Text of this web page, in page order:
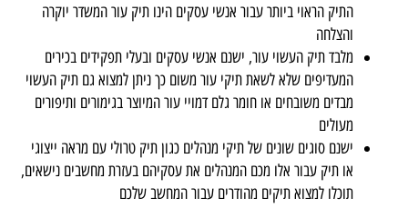
התיק הראוי ביותר עבור אנשי עסקים הינו תיק עור המשדר יוקרה
והצלחה
מלבד תיק העשוי עור, ישנם אנשי עסקים ובעלי תפקידים בכירים
המעדיפים שלא לשאת תיקי עור משום כך ניתן למצוא גם תיק העשוי
מבדים משובחים או חומר גלם דמויי עור המיוצר בגימורים ותיפורים
מעולים
ישנם סוגים שונים של תיקי מנהלים כגון תיק טרולי עם מראה ייצוגי
או תיק עבור אלו מכם המנהלים את עסקיהם בעזרת מחשבים נישאים,
תוכלו למצוא תיקים מהודרים עבור המחשב שלכם